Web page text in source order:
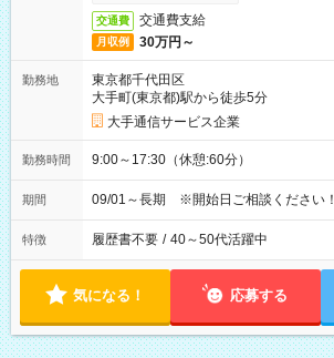
交通費 交通費支給
月収例 30万円～
勤務地
東京都千代田区
大手町(東京都)駅から徒歩5分
大手通信サービス企業
勤務時間 9:00～17:30（休憩:60分）
期間 09/01～長期 ※開始日ご相談ください！
特徴 履歴書不要 / 40～50代活躍中
気になる！ 応募する